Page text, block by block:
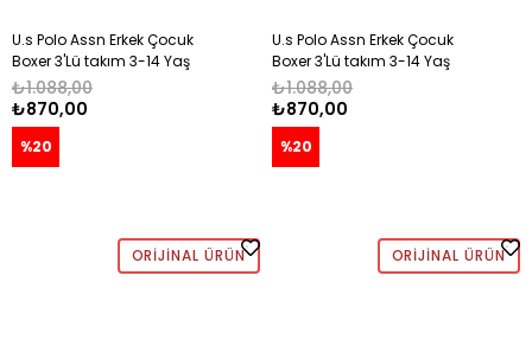
U.s Polo Assn Erkek Çocuk
Boxer 3'Lü takım 3-14 Yaş
NAVY
₺870,00
₺1.088,00
%20
U.s Polo Assn Erkek Çocuk
Boxer 3'Lü takım 3-14 Yaş
KIRMIZI
₺870,00
₺1.088,00
%20
ORIJINAL ÜRÜN ORIJINAL ÜRÜN